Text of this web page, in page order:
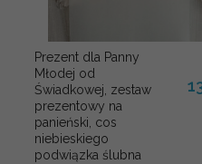
Prezent dla Panny
Młodej od
Świadkowej, zestaw
prezentowy na
panieński, cos
niebieskiego
podwiązka ślubna